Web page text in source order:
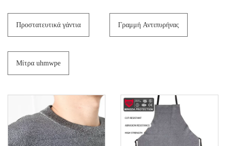
Προστατευτικά γάντια Γραμμή Αντιπυρήνας
Μίτρα uhmwpe